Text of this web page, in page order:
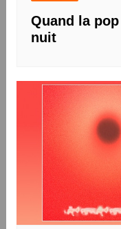
Quand la
nuit